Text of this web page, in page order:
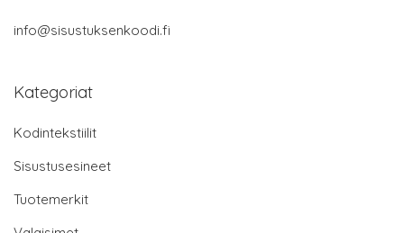
info@sisustuksenkoodi.fi
Kategoriat
Kodintekstiilit
Sisustusesineet
Tuotemerkit